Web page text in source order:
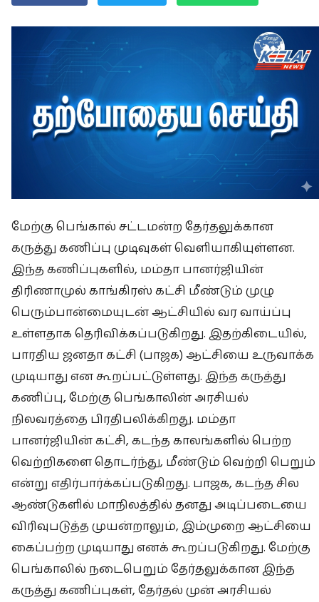
மேற்கு பெங்கால் சட்டமன்ற தேர்தலுக்கான
கருத்து கணிப்பு முடிவுகள் வெளியாகியுள்ளன.
இந்த கணிப்புகளில், மம்தா பானர்ஜியின்
திரிணாமுல் காங்கிரஸ் கட்சி மீண்டும் முழு
பெரும்பான்மையுடன் ஆட்சியில் வர வாய்ப்பு
உள்ளதாக தெரிவிக்கப்படுகிறது. இதற்கிடையில்,
பாரதிய ஜனதா கட்சி (பாஜக) ஆட்சியை உருவாக்க
முடியாது என கூறப்பட்டுள்ளது. இந்த கருத்து
கணிப்பு, மேற்கு பெங்காலின் அரசியல்
நிலவரத்தை பிரதிபலிக்கிறது. மம்தா
பானர்ஜியின் கட்சி, கடந்த காலங்களில் பெற்ற
வெற்றிகளை தொடர்ந்து, மீண்டும் வெற்றி பெறும்
என்று எதிர்பார்க்கப்படுகிறது. பாஜக, கடந்த சில
ஆண்டுகளில் மாநிலத்தில் தனது அடிப்படையை
விரிவுபடுத்த முயன்றாலும், இம்முறை ஆட்சியை
கைப்பற்ற முடியாது எனக் கூறப்படுகிறது. மேற்கு
பெங்காலில் நடைபெறும் தேர்தலுக்கான இந்த
கருத்து கணிப்புகள், தேர்தல் முன் அரசியல்